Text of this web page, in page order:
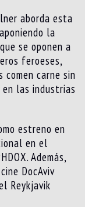
aborda esta
la
se oponen a
feroeses,
comen carne sin
las industrias
estreno en
en el
Además,
DocAviv
Reykjavik